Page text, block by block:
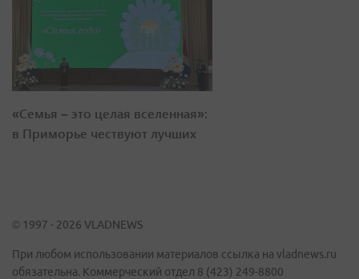
«Семья – это целая вселенная»:
в Приморье чествуют лучших
© 1997 - 2026 VLADNEWS
При любом использовании материалов ссылка на vladnews.ru
обязательна. Коммерческий отдел 8 (423) 249-8800